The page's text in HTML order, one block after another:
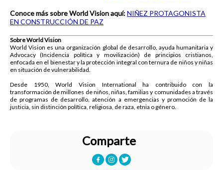
Conoce más sobre World Vision aquí:NIÑEZ PROTAGONISTA
EN CONSTRUCCIÓN DE PAZ
Sobre World Vision
World Vision es una organización global de desarrollo, ayuda humanitaria y
Advocacy (Incidencia política y movilización) de principios cristianos,
enfocada en el bienestar y la protección integral con ternura de niños y niñas
en situación de vulnerabilidad.
Desde 1950, World Vision International ha contribuido con la
transformación de millones de niños, niñas, familias y comunidades a través
de programas de desarrollo, atención a emergencias y promoción de la
justicia, sin distinción política, religiosa, de raza, etnia o género.
Comparte